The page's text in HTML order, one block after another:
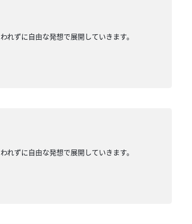
ずに自由な発想で展開していきます。
ずに自由な発想で展開していきます。